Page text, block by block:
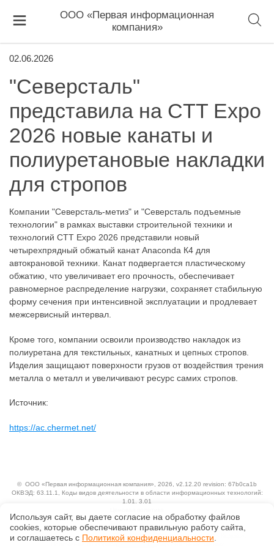
ООО «Первая информационная
компания»
02.06.2026
"Северсталь"
представила на CTT Expo
2026 новые канаты и
полиуретановые накладки
для стропов
Компании "Северсталь-метиз" и "Северсталь подъемные
технологии" в рамках выставки строительной техники и
технологий CTT Expo 2026 представили новый
четырехпрядный обжатый канат Anaconda К4 для
автокрановой техники. Канат подвергается пластическому
обжатию, что увеличивает его прочность, обеспечивает
равномерное распределение нагрузки, сохраняет стабильную
форму сечения при интенсивной эксплуатации и продлевает
межсервисный интервал.
Кроме того, компании освоили производство накладок из
полиуретана для текстильных, канатных и цепных стропов.
Изделия защищают поверхности грузов от воздействия трения
металла о металл и увеличивают ресурс самих стропов.
Источник:
https://ac.chermet.net/
© ООО «Первая информационная компания» , 2026, v2.12.20 revision: 67b0ca1b
ОКВЭД: 63.11.1, Коды видов деятельности в области информационных технологий:
1.01, 3.01
Технологии
Исключительные авторские и смежные права принадлежат АО «Кодекс».
Положение по обработке и защите персональных данных
Используя сайт, вы даете согласие на обработку файлов
сооkiеs, которые обеспечивают правильную работу сайта,
и соглашаетесь с Политикой конфиденциальности